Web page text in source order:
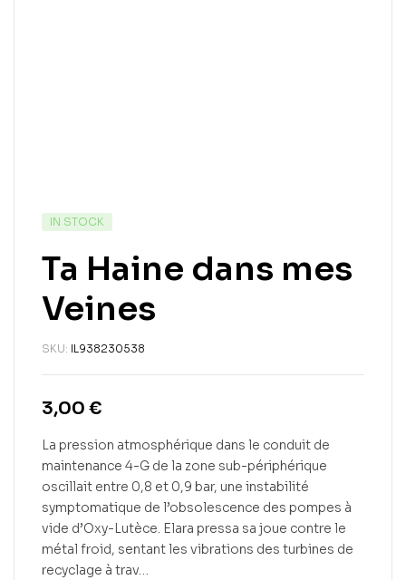
IN STOCK
Ta Haine dans mes
Veines
SKU: IL938230538
3,00 €
La pression atmosphérique dans le conduit de
maintenance 4-G de la zone sub-périphérique
oscillait entre 0,8 et 0,9 bar, une instabilité
symptomatique de l’obsolescence des pompes à
vide d’Oxy-Lutèce. Elara pressa sa joue contre le
métal froid, sentant les vibrations des turbines de
recyclage à trav…